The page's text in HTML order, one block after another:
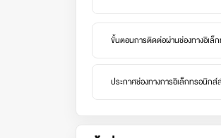
ขั้นตอนการติดต่อผ่านช่องทางอิเล็
ประกาศช่องทางการอิเล็กทรอนิก